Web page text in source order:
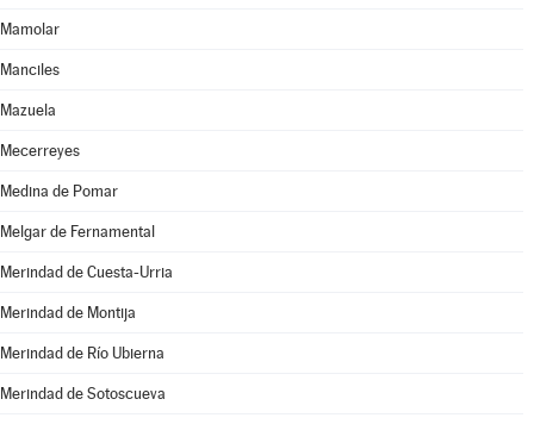
Mamolar
Manciles
Mazuela
Mecerreyes
Medina de Pomar
Melgar de Fernamental
Merindad de Cuesta-Urria
Merindad de Montija
Merindad de Río Ubierna
Merindad de Sotoscueva